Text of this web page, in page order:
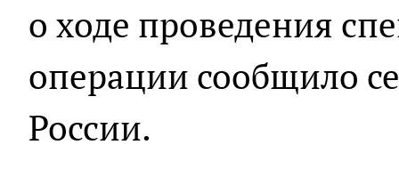
о ходе проведения
операции сообщило
России.